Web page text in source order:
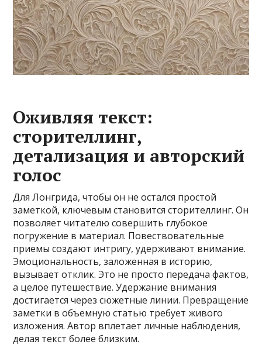
Оживляя текст:
сторителлинг,
детализация и авторский
голос
Для Лонгрида, чтобы он не остался простой
заметкой, ключевым становится сторителлинг. Он
позволяет читателю совершить глубокое
погружение в материал. Повествовательные
приемы создают интригу, удерживают внимание.
Эмоциональность, заложенная в историю,
вызывает отклик. Это не просто передача фактов,
а целое путешествие. Удержание внимания
достигается через сюжетные линии. Превращение
заметки в объемную статью требует живого
изложения. Автор вплетает личные наблюдения,
делая текст более близким.